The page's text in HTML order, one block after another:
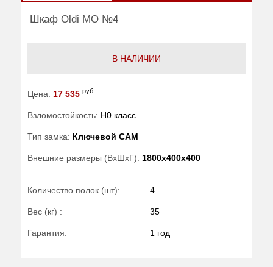
Шкаф Oldi МО №4
В НАЛИЧИИ
Цена: 17 535 руб
Взломостойкость: H0 класс
Тип замка: Ключевой САМ
Внешние размеры (ВхШхГ): 1800x400x400
Количество полок (шт): 4
Вес (кг) : 35
Гарантия: 1 год